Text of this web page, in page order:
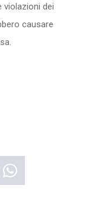
violazioni dei
causare